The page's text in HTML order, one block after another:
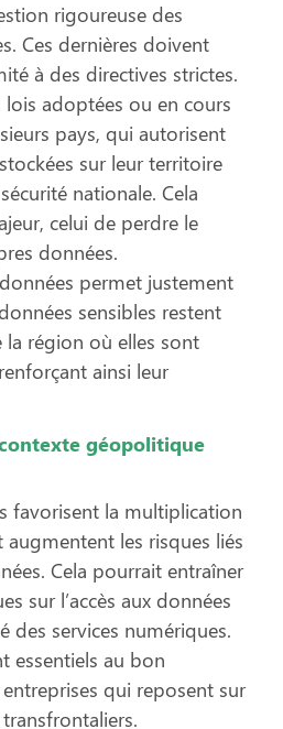
rigoureuse des
Ces dernières doivent
à des directives strictes.
lois adoptées ou en cours
pays, qui autorisent
sur leur territoire
nationale. Cela
celui de perdre le
données.
permet justement
sensibles restent
la région où elles sont
ainsi leur
géopolitique
favorisent la multiplication
les risques liés
Cela pourrait entraîner
sur l’accès aux données
des services numériques.
essentiels au bon
qui reposent sur